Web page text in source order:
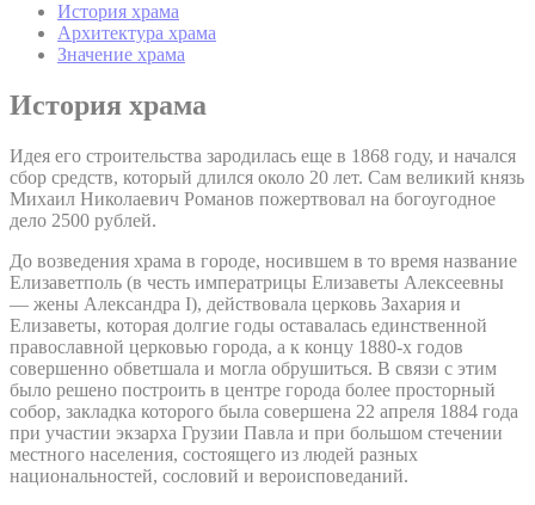
История храма
Архитектура храма
Значение храма
История храма
Идея его строительства зародилась еще в 1868 году, и начался
сбор средств, который длился около 20 лет. Сам великий князь
Михаил Николаевич Романов пожертвовал на богоугодное
дело 2500 рублей.
До возведения храма в городе, носившем в то время название
Елизаветполь (в честь императрицы Елизаветы Алексеевны
— жены Александра I), действовала церковь Захария и
Елизаветы, которая долгие годы оставалась единственной
православной церковью города, а к концу 1880-х годов
совершенно обветшала и могла обрушиться. В связи с этим
было решено построить в центре города более просторный
собор, закладка которого была совершена 22 апреля 1884 года
при участии экзарха Грузии Павла и при большом стечении
местного населения, состоящего из людей разных
национальностей, сословий и вероисповеданий.